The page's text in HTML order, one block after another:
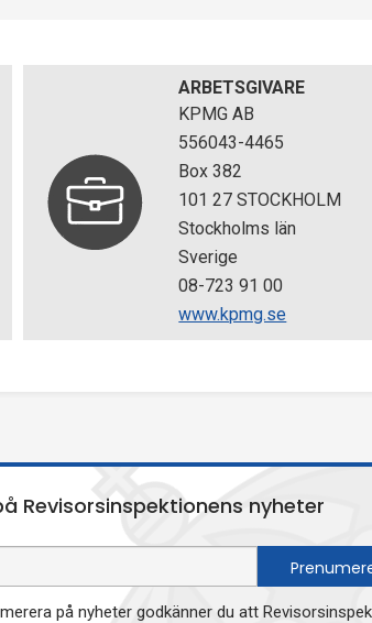
ARBETSGIVARE
KPMG AB
556043-4465
Box 382
101 27 STOCKHOLM
Stockholms län
Sverige
08-723 91 00
www.kpmg.se
Revisorsinspektionens nyheter
på nyheter godkänner du att